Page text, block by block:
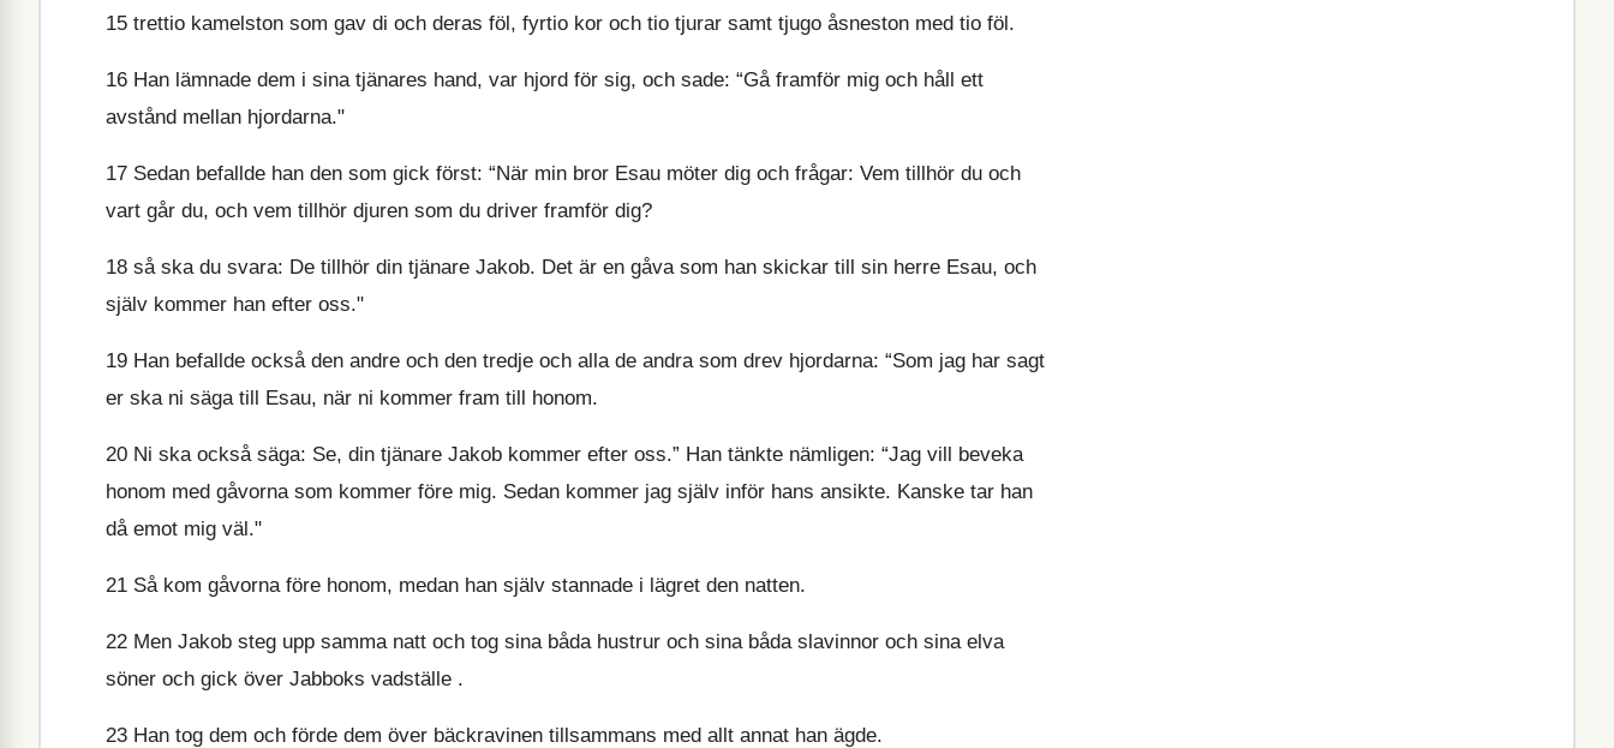
15 trettio kamelston som gav di och deras föl, fyrtio kor och tio tjurar samt tjugo åsneston med tio föl.
16 Han lämnade dem i sina tjänares hand, var hjord för sig, och sade: “Gå framför mig och håll ett
avstånd mellan hjordarna."
17 Sedan befallde han den som gick först: “När min bror Esau möter dig och frågar: Vem tillhör du och
vart går du, och vem tillhör djuren som du driver framför dig?
18 så ska du svara: De tillhör din tjänare Jakob. Det är en gåva som han skickar till sin herre Esau, och
själv kommer han efter oss."
19 Han befallde också den andre och den tredje och alla de andra som drev hjordarna: “Som jag har sagt
er ska ni säga till Esau, när ni kommer fram till honom.
20 Ni ska också säga: Se, din tjänare Jakob kommer efter oss.” Han tänkte nämligen: “Jag vill beveka
honom med gåvorna som kommer före mig. Sedan kommer jag själv inför hans ansikte. Kanske tar han
då emot mig väl."
21 Så kom gåvorna före honom, medan han själv stannade i lägret den natten.
22 Men Jakob steg upp samma natt och tog sina båda hustrur och sina båda slavinnor och sina elva
söner och gick över Jabboks vadställe .
23 Han tog dem och förde dem över bäckravinen tillsammans med allt annat han ägde.